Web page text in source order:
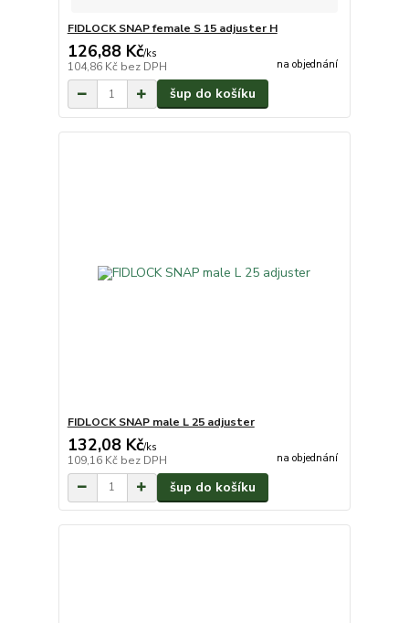
FIDLOCK SNAP female S 15 adjuster H
126,88 Kč/ks
104,86 Kč bez DPH na objednání
šup do košíku
FIDLOCK SNAP male L 25 adjuster
132,08 Kč/ks
109,16 Kč bez DPH na objednání
šup do košíku